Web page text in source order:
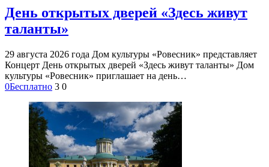
День открытых дверей «Здесь живут
таланты»
29 августа 2026 года Дом культуры «Ровесник» представляет
Концерт День открытых дверей «Здесь живут таланты» Дом
культуры «Ровесник» приглашает на день…
0Бесплатно 3 0